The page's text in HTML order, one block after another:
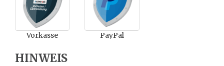
Vorkasse PayPal
HINWEIS